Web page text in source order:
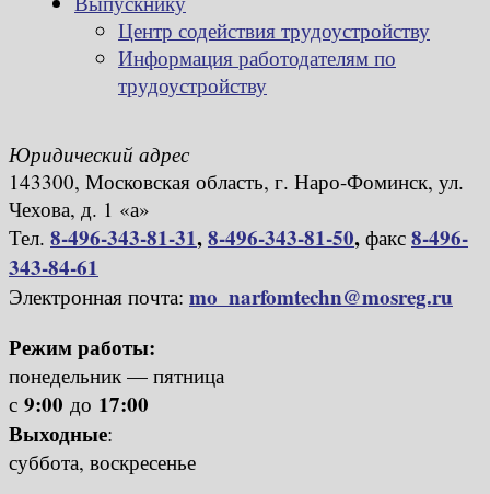
Центр содействия трудоустройству
Информация работодателям по
трудоустройству
Юридический адрес
143300, Московская область, г. Наро-Фоминск, ул.
Чехова, д. 1 «а»
Тел. 8-496-343-81-31,8-496-343-81-50, факс 8-496-
343-84-61
Электронная почта: mo_narfomtechn@mosreg.ru
Режим работы:
понедельник — пятница
с 9:00 до 17:00
Выходные:
суббота, воскресенье